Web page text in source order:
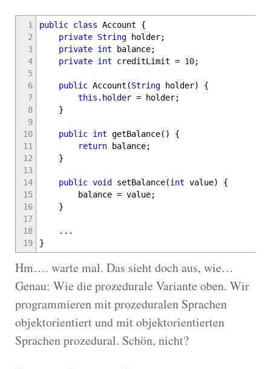
1
2
3
4
5
6
7
8
9
10
11
12
13
14
15
16
17
18
19
public class Account {
private String holder;
private int balance;
private int creditLimit = 10;
public Account (String holder)
{
this . holder = holder;
}
public int getBalance( )
{
return balance;
}
public void setBalance(int value)
{
balance = value;
}
...
}
Hm…. warte mal. Das sieht doch aus, wie…
Genau: Wie die prozedurale Variante oben. Wir
programmieren mit prozeduralen Sprachen
objektorientiert und mit objektorientierten
Sprachen prozedural. Schön, nicht?